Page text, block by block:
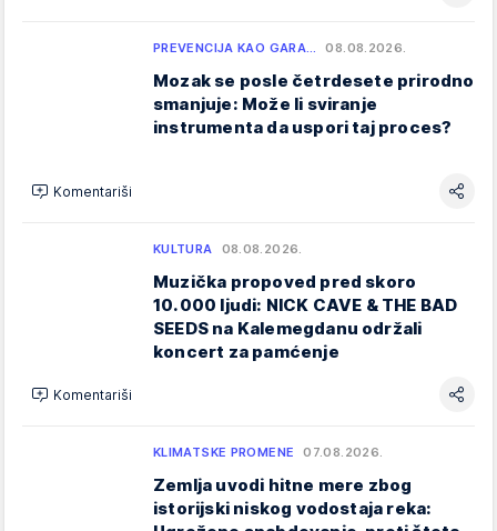
PREVENCIJA KAO GARA… 08.08.2026.
Mozak se posle četrdesete prirodno
smanjuje: Može li sviranje
instrumenta da uspori taj proces?
Komentariši
KULTURA 08.08.2026.
Muzička propoved pred skoro
10.000 ljudi: NICK CAVE & THE BAD
SEEDS na Kalemegdanu održali
koncert za pamćenje
Komentariši
KLIMATSKE PROMENE 07.08.2026.
Zemlja uvodi hitne mere zbog
istorijski niskog vodostaja reka: